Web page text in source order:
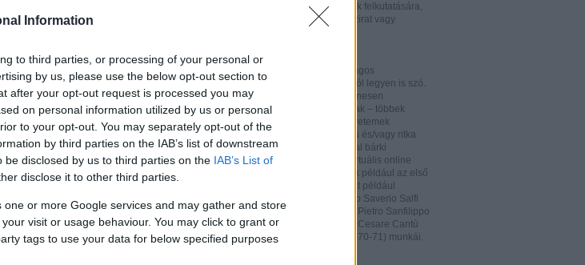
Information
to third parties, or processing of your personal or
by us, please use the below opt-out section to
after your opt-out request is processed you may
on personal information utilized by us or personal
to your opt-out. You may separately opt-out of the
by third parties on the IAB’s list of downstream
disclosed by us to third parties on the IAB’s List of
disclose it to other third parties.
or more Google services and may gather and store
visit or usage behaviour. You may click to grant or
tags to use your data for below specified purposes
keresőrendszere. Hasznos lehet annak felkutatására,
hogy hol lelhető fel egy-egy könyv, kézirat vagy
http://books.google.it/
A könyveknek és folyóiratoknak valóságos
kincseskamrája ez, bármelyik századról legyen is szó.
Ezen az oldalon olvashatóak és ingyenesen
letölthetőek minden nemzetiségű írónak – többek
között olaszoknak is – az amerikai egyetemek
könyvtáraiban digitalizált, első kiadású és/vagy ritka
könyvei. Egy Google vagy Gmail fiókkal bárki
létrehozhatja és megőrizheti a saját virtuális online
könyvtárát. A honlapon megtalálhatóak például az első
olasz irodalomtörténeti munkák is, mint például
Girolamo Tiraboschi (1825), Francesco Saverio Salfi
(1834), Giuseppe Maffei (1852-1853), Pietro Sanfilippo
(1859), Paolo Emiliani-Giudici (1863), Cesare Cantù
(1865) vagy Francesco De Sanctis (1870-71) munkái.